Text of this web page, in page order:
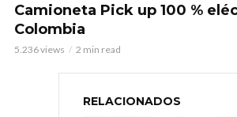
Camioneta Pick up 100 %
Colombia
5.236 views 2 min read
RELACIONADOS